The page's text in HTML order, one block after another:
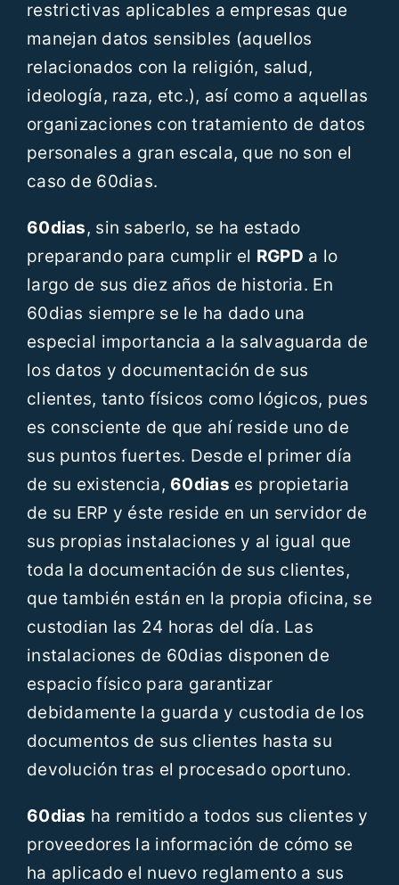
restrictivas aplicables a empresas que
manejan datos sensibles (aquellos
relacionados con la religión, salud,
ideología, raza, etc.), así como a aquellas
organizaciones con tratamiento de datos
personales a gran escala, que no son el
caso de 60dias.
60dias, sin saberlo, se ha estado
preparando para cumplir el RGPD a lo
largo de sus diez años de historia. En
60dias siempre se le ha dado una
especial importancia a la salvaguarda de
los datos y documentación de sus
clientes, tanto físicos como lógicos, pues
es consciente de que ahí reside uno de
sus puntos fuertes. Desde el primer día
de su existencia, 60dias es propietaria
de su ERP y éste reside en un servidor de
sus propias instalaciones y al igual que
toda la documentación de sus clientes,
que también están en la propia oficina, se
custodian las 24 horas del día. Las
instalaciones de 60dias disponen de
espacio físico para garantizar
debidamente la guarda y custodia de los
documentos de sus clientes hasta su
devolución tras el procesado oportuno.
60dias ha remitido a todos sus clientes y
proveedores la información de cómo se
ha aplicado el nuevo reglamento a sus